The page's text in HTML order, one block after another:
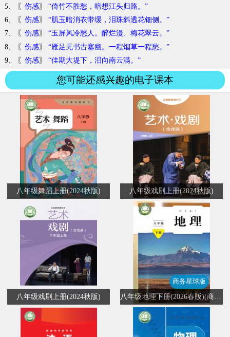
5、 〖 伤感〗 “倚竹不胜愁，暗想江头归路。”
6、 〖 伤感〗 “肌玉暗消衣带缓，泪珠斜透花钿侧。”
7、 〖 伤感〗 “玉屏风冷愁人。醉烂漫、梅花翠云。”
8、 〖 伤感〗 “雁足无书古塞幽。一程烟草一程愁。”
9、 〖 伤感〗 “佳期大堤下，泪向南云满。”
您可能还感兴趣的电子课本
八年级舞蹈上册(2024秋版) 八年级戏剧上册(2024秋版)
八年级戏剧上册(2024秋版)
商务星球版
八年级地理下册(2026春版)(商务星球版)